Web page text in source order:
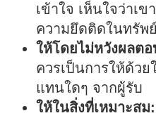
เข้าใจ เห็นใจว่าเข
ความยึดติดในทรัพ
ให้โดยไม่หวังผลต
ควรเป็นการให้ด้ว
แทนใดๆ จากผู้รับ
ให้ในสิ่งที่เหมาะสม: